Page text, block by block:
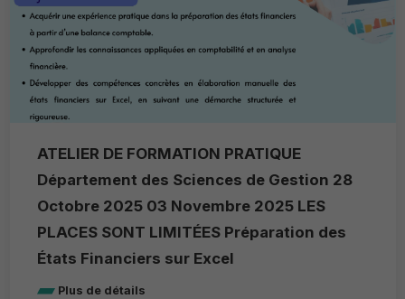
ATELIER DE FORMATION PRATIQUE
Département des Sciences de Gestion 28
Octobre 2025 03 Novembre 2025 LES
PLACES SONT LIMITÉES Préparation des
États Financiers sur Excel
Plus de détails